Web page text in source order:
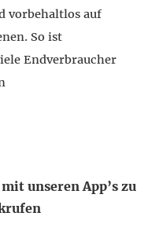
vorbehaltlos auf
So ist
Endverbraucher
unseren App’s zu